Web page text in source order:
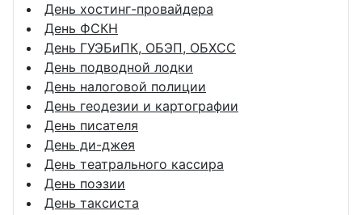
День хостинг-провайдера
День ФСКН
День ГУЭБиПК, ОБЭП, ОБХСС
День подводной лодки
День налоговой полиции
День геодезии и картографии
День писателя
День ди-джея
День театрального кассира
День поэзии
День таксиста